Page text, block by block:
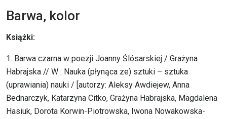
Barwa, kolor
Książki:
1. Barwa czarna w poezji Joanny Ślósarskiej / Grażyna
Habrajska // W : Nauka (płynąca ze) sztuki – sztuka
(uprawiania) nauki / [autorzy: Aleksy Awdiejew, Anna
Bednarczyk, Katarzyna Citko, Grażyna Habrajska, Magdalena
Hasiuk, Dorota Korwin-Piotrowska, Iwona Nowakowska-